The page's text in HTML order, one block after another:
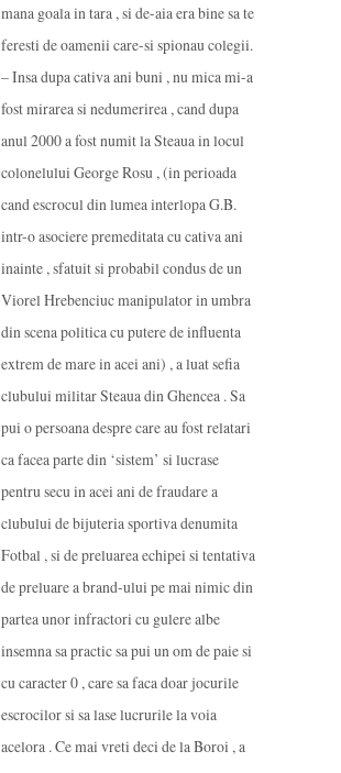
mana goala in tara , si de-aia era bine sa te
feresti de oamenii care-si spionau colegii.
– Insa dupa cativa ani buni , nu mica mi-a
fost mirarea si nedumerirea , cand dupa
anul 2000 a fost numit la Steaua in locul
colonelului George Rosu , (in perioada
cand escrocul din lumea interlopa G.B.
intr-o asociere premeditata cu cativa ani
inainte , sfatuit si probabil condus de un
Viorel Hrebenciuc manipulator in umbra
din scena politica cu putere de influenta
extrem de mare in acei ani) , a luat sefia
clubului militar Steaua din Ghencea . Sa
pui o persoana despre care au fost relatari
ca facea parte din ‘sistem’ si lucrase
pentru secu in acei ani de fraudare a
clubului de bijuteria sportiva denumita
Fotbal , si de preluarea echipei si tentativa
de preluare a brand-ului pe mai nimic din
partea unor infractori cu gulere albe
insemna sa practic sa pui un om de paie si
cu caracter 0 , care sa faca doar jocurile
escrocilor si sa lase lucrurile la voia
acelora . Ce mai vreti deci de la Boroi , a